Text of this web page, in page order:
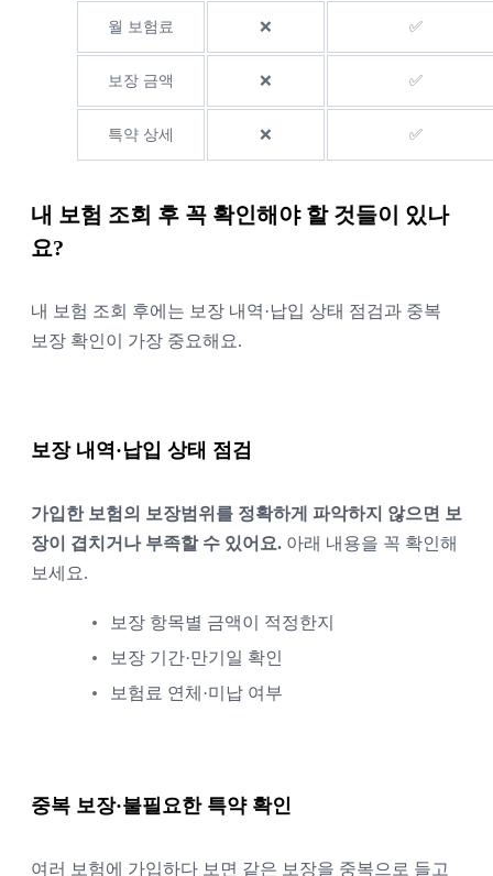
월 보험료 ❌ ✅
보장 금액 ❌ ✅
특약 상세 ❌ ✅
내 보험 조회 후 꼭 확인해야 할 것들이 있나
요?
내 보험 조회 후에는 보장 내역·납입 상태 점검과 중복
보장 확인이 가장 중요해요.
보장 내역·납입 상태 점검
가입한 보험의 보장범위를 정확하게 파악하지 않으면 보
장이 겹치거나 부족할 수 있어요. 아래 내용을 꼭 확인해
보세요.
보장 항목별 금액이 적정한지
보장 기간·만기일 확인
보험료 연체·미납 여부
중복 보장·불필요한 특약 확인
여러 보험에 가입하다 보면 같은 보장을 중복으로 들고